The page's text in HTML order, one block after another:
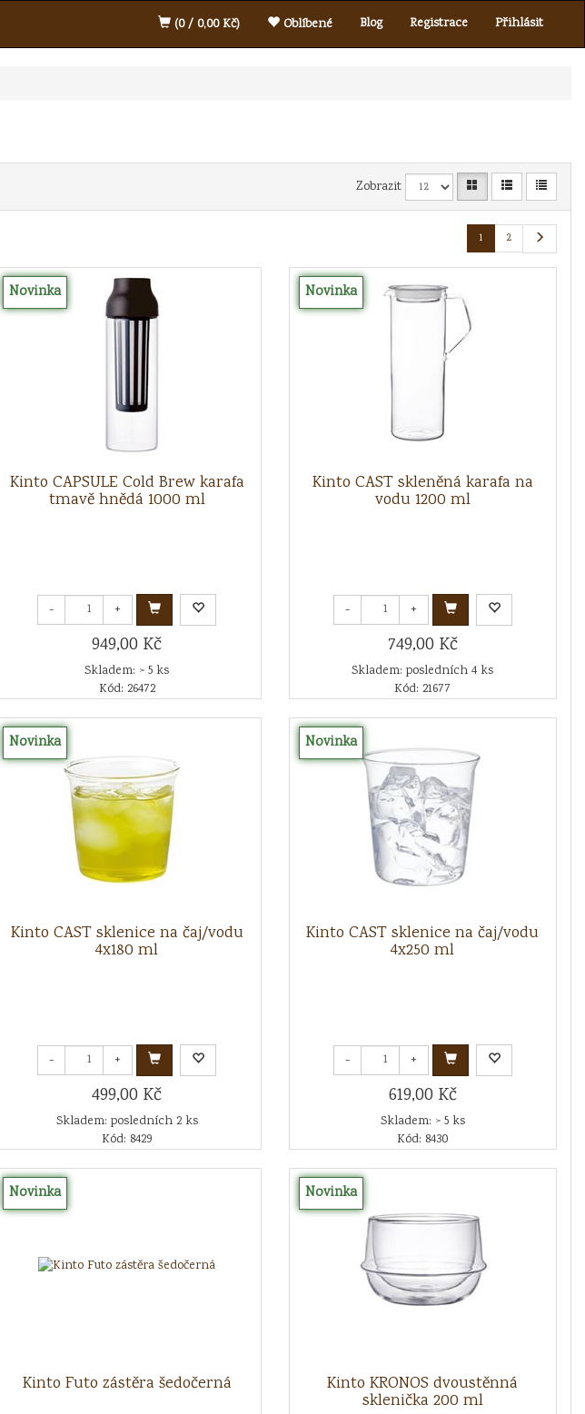
Blog Registrace Přihlásit
(0 / 0,00 Kč) Oblíbené
Zobrazit
1 2
Novinka
Kinto CAPSULE Cold Brew karafa
tmavě hnědá 1000 ml
- +
949,00 Kč
Skladem: > 5 ks
Kód: 26472
Novinka
Kinto CAST skleněná karafa na
vodu 1200 ml
- +
749,00 Kč
Skladem: posledních 4 ks
Kód: 21677
Novinka
Kinto CAST sklenice na čaj/vodu
4x180 ml
- +
499,00 Kč
Skladem: posledních 2 ks
Kód: 8429
Novinka
Kinto CAST sklenice na čaj/vodu
4x250 ml
- +
619,00 Kč
Skladem: > 5 ks
Kód: 8430
Novinka
Kinto Futo zástěra šedočerná
Novinka
Kinto KRONOS dvoustěnná
sklenička 200 ml